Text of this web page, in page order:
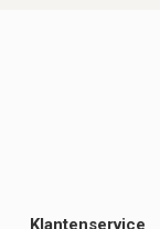
Klantenservice